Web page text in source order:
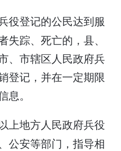
役登记的公民达到服
失踪、死亡的，县、
、市辖区人民政府兵
登记，并在一定期限
。
上地方人民政府兵役
公安等部门，指导相